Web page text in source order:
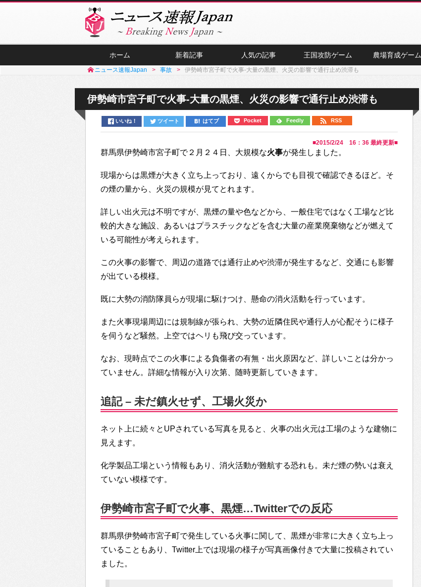
ホーム 新着記事 人気の記事 王国攻防ゲーム 農場育成ゲーム
ニュース速報Japan 事故 伊勢崎市宮子町で火事-大量の黒煙、火災の影響で通行止め渋滞も
伊勢崎市宮子町で火事-大量の黒煙、火災の影響で通行止め渋滞も
いいね！ ツイート はてブ Pocket Feedly RSS
■2015/2/24 16：36 最終更新■
群馬県伊勢崎市宮子町で２月２４日、大規模な火事が発生しました。
現場からは黒煙が大きく立ち上っており、遠くからでも目視で確認できるほど。そ
の煙の量から、火災の規模が見てとれます。
詳しい出火元は不明ですが、黒煙の量や色などから、一般住宅ではなく工場など比
較的大きな施設、あるいはプラスチックなどを含む大量の産業廃棄物などが燃えて
いる可能性が考えられます。
この火事の影響で、周辺の道路では通行止めや渋滞が発生するなど、交通にも影響
が出ている模様。
既に大勢の消防隊員らが現場に駆けつけ、懸命の消火活動を行っています。
また火事現場周辺には規制線が張られ、大勢の近隣住民や通行人が心配そうに様子
を伺うなど騒然。上空ではヘリも飛び交っています。
なお、現時点でこの火事による負傷者の有無・出火原因など、詳しいことは分かっ
ていません。詳細な情報が入り次第、随時更新していきます。
追記 – 未だ鎮火せず、工場火災か
ネット上に続々とUPされている写真を見ると、火事の出火元は工場のような建物に
見えます。
化学製品工場という情報もあり、消火活動が難航する恐れも。未だ煙の勢いは衰え
ていない模様です。
伊勢崎市宮子町で火事、黒煙…Twitterでの反応
群馬県伊勢崎市宮子町で発生している火事に関して、黒煙が非常に大きく立ち上っ
ていることもあり、Twitter上では現場の様子が写真画像付きで大量に投稿されてい
ました。